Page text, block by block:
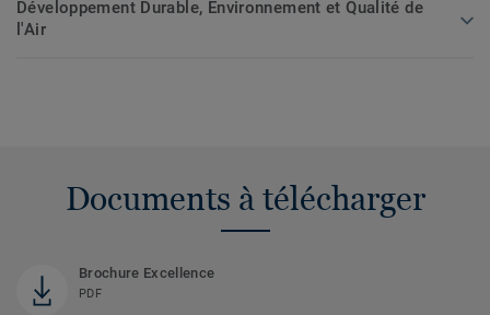
Développement Durable, Environnement et Qualité de
l'Air
Documents à télécharger
Brochure Excellence
PDF